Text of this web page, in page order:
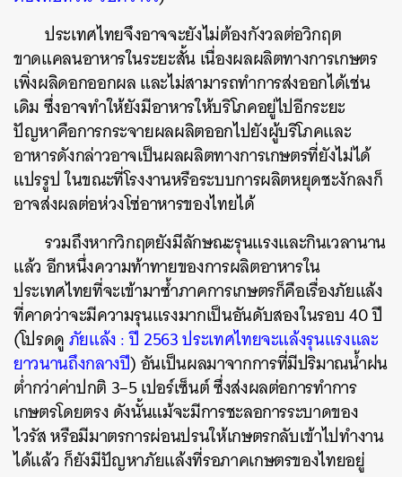
ประเทศไทยจึงอาจจะยังไม่ต้องกังวลต่อวิกฤต
ขาดแคลนอาหารในระยะสั้น เนื่องผลผลิตทางการเกษตร
เพิ่งผลิดอกออกผล และไม่สามารถทำการส่งออกได้เช่น
เดิม ซึ่งอาจทำให้ยังมีอาหารให้บริโภคอยู่ไปอีกระยะ
ปัญหาคือการกระจายผลผลิตออกไปยังผู้บริโภคและ
อาหารดังกล่าวอาจเป็นผลผลิตทางการเกษตรที่ยังไม่ได้
แปรรูป ในขณะที่โรงงานหรือระบบการผลิตหยุดชะงักลงก็
อาจส่งผลต่อห่วงโซ่อาหารของไทยได้
รวมถึงหากวิกฤตยังมีลักษณะรุนแรงและกินเวลานาน
แล้ว อีกหนึ่งความท้าทายของการผลิตอาหารใน
ประเทศไทยที่จะเข้ามาซ้ำภาคการเกษตรก็คือเรื่องภัยแล้ง
ที่คาดว่าจะมีความรุนแรงมากเป็นอันดับสองในรอบ 40 ปี
(โปรดดูภัยแล้ง : ปี 2563 ประเทศไทยจะแล้งรุนแรงและ
ยาวนานถึงกลางปี)อันเป็นผลมาจากการที่มีปริมาณน้ำฝน
ต่ำกว่าค่าปกติ 3–5 เปอร์เซ็นต์ ซึ่งส่งผลต่อการทำการ
เกษตรโดยตรง ดังนั้นแม้จะมีการชะลอการระบาดของ
ไวรัส หรือมีมาตรการผ่อนปรนให้เกษตรกลับเข้าไปทำงาน
ได้แล้ว ก็ยังมีปัญหาภัยแล้งที่รอภาคเกษตรของไทยอยู่